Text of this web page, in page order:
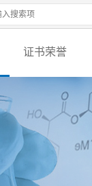
证书荣誉